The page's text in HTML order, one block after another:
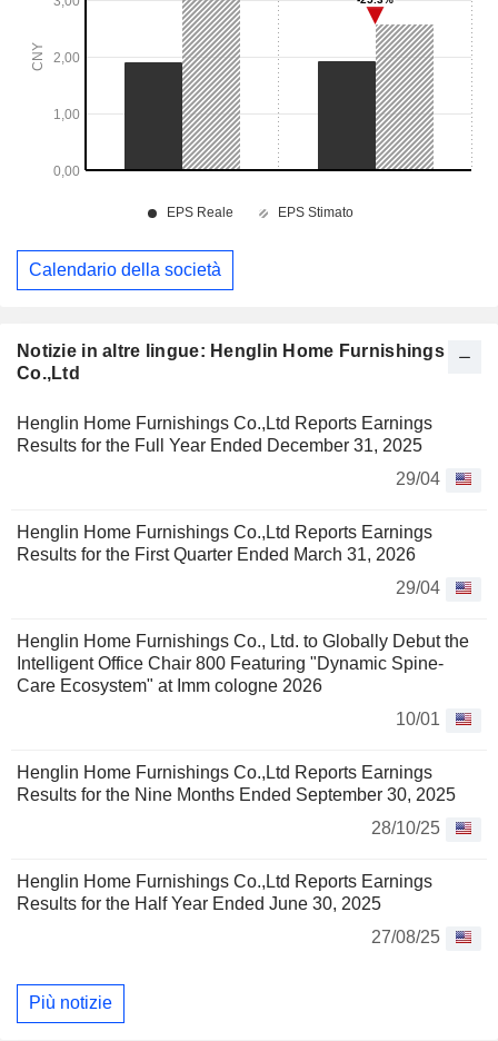
Notizie in altre lingue: Henglin Home Furnishings
Co.,Ltd
Henglin Home Furnishings Co.,Ltd Reports Earnings
Results for the Full Year Ended December 31, 2025
29/04
Henglin Home Furnishings Co.,Ltd Reports Earnings
Results for the First Quarter Ended March 31, 2026
29/04
Henglin Home Furnishings Co., Ltd. to Globally Debut the
Intelligent Office Chair 800 Featuring "Dynamic Spine-
Care Ecosystem" at Imm cologne 2026
10/01
Henglin Home Furnishings Co.,Ltd Reports Earnings
Results for the Nine Months Ended September 30, 2025
28/10/25
Henglin Home Furnishings Co.,Ltd Reports Earnings
Results for the Half Year Ended June 30, 2025
27/08/25
Più notizie
Calendario della società